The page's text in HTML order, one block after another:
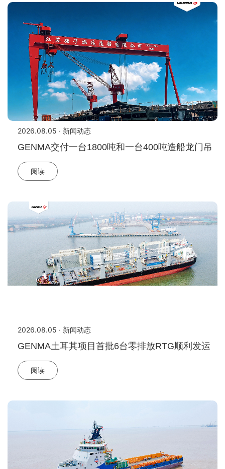
2026.08.05 · 新闻动态
GENMA交付一台1800吨和一台400吨造船龙门吊
阅读
2026.08.05 · 新闻动态
GENMA土耳其项目首批6台零排放RTG顺利发运
阅读